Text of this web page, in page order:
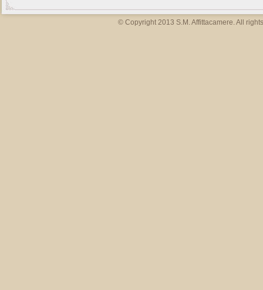
© Copyright 2013 S.M. Affittacamere. All